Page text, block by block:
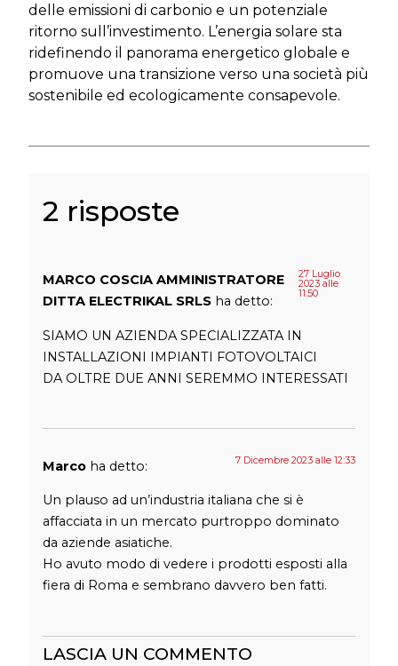
delle emissioni di carbonio e un potenziale
ritorno sull’investimento. L’energia solare sta
ridefinendo il panorama energetico globale e
promuove una transizione verso una società più
sostenibile ed ecologicamente consapevole.
2 risposte
MARCO COSCIA AMMINISTRATORE
DITTA ELECTRIKAL SRLS ha detto:
27 Luglio
2023 alle
11:50
SIAMO UN AZIENDA SPECIALIZZATA IN
INSTALLAZIONI IMPIANTI FOTOVOLTAICI
DA OLTRE DUE ANNI SEREMMO INTERESSATI
Marco ha detto: 7 Dicembre 2023 alle 12:33
Un plauso ad un’industria italiana che si è
affacciata in un mercato purtroppo dominato
da aziende asiatiche.
Ho avuto modo di vedere i prodotti esposti alla
fiera di Roma e sembrano davvero ben fatti.
LASCIA UN COMMENTO